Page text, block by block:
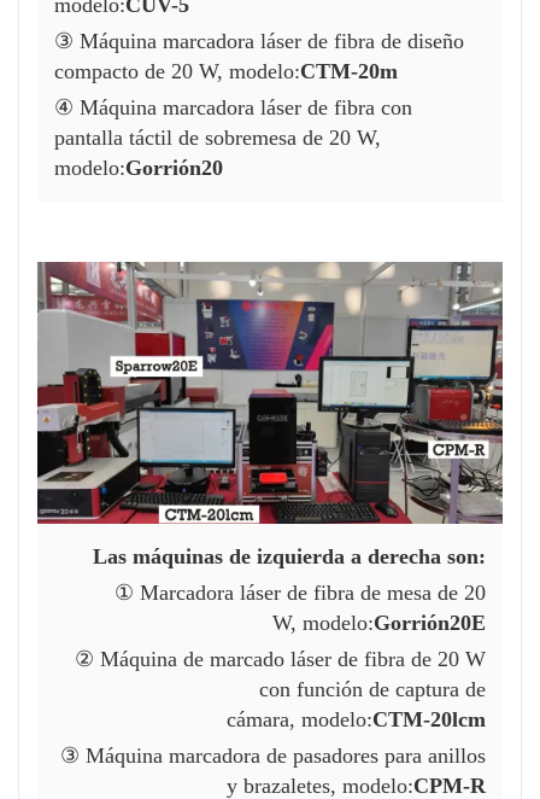
③ Máquina marcadora láser de fibra de diseño
compacto de 20 W, modelo:CTM-20m
④ Máquina marcadora láser de fibra con
pantalla táctil de sobremesa de 20 W,
modelo:Gorrión20
Las máquinas de izquierda a derecha son:
① Marcadora láser de fibra de mesa de 20
W, modelo:Gorrión20E
② Máquina de marcado láser de fibra de 20 W
con función de captura de
cámara, modelo:CTM-20lcm
③ Máquina marcadora de pasadores para anillos
y brazaletes, modelo:CPM-R